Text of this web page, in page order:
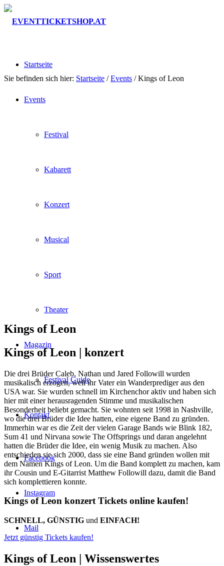
Startseite
Events
Festival
Kabarett
Konzert
Musical
Sport
Theater
Magazin
Festival Guide
Kontakt
Facebook
Instagram
Mail
Sie befinden sich hier: Startseite / Events / Kings of Leon
Kings of Leon
Kings of Leon | konzert
Die drei Brüder Caleb, Nathan und Jared Followill wurden
musikalisch erzogen, weil ihr Vater ein Wanderprediger aus den
USA war. Sie wurden schnell im Kirchenchor aktiv und haben sich
hier mit einer herausragenden Stimme und musikalischen
Besonderheit beliebt gemacht. Sie wohnten seit 1998 in Nashville,
wo die drei Brüder die Idee hatten, eine eigene Band zu gründen.
Immerhin war es die Zeit der vielen Garage Bands wie Blink 182,
Sum 41 und Nirvana sowie The Offsprings und daran angelehnt
hatten die Brüder die Idee, ein wenig Musik zu machen. Also
entschieden sie sich 2000, dass sie eine Band gründen wollen mit
dem Namen Kings of Leon. Um die Band komplett zu machen, kam
ihr Cousin und E-Gitarrist Matthew Followill dazu, damit die Band
sich komplettieren konnte.
Kings of Leon konzert Tickets online kaufen!
SCHNELL, GÜNSTIG und EINFACH!
Jetzt günstig Tickets kaufen!
Kings of Leon | Wissenswertes